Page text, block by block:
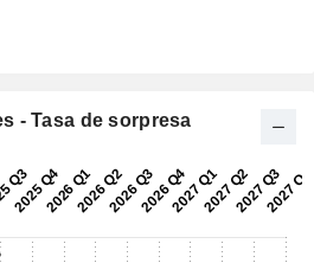
- Tasa de sorpresa